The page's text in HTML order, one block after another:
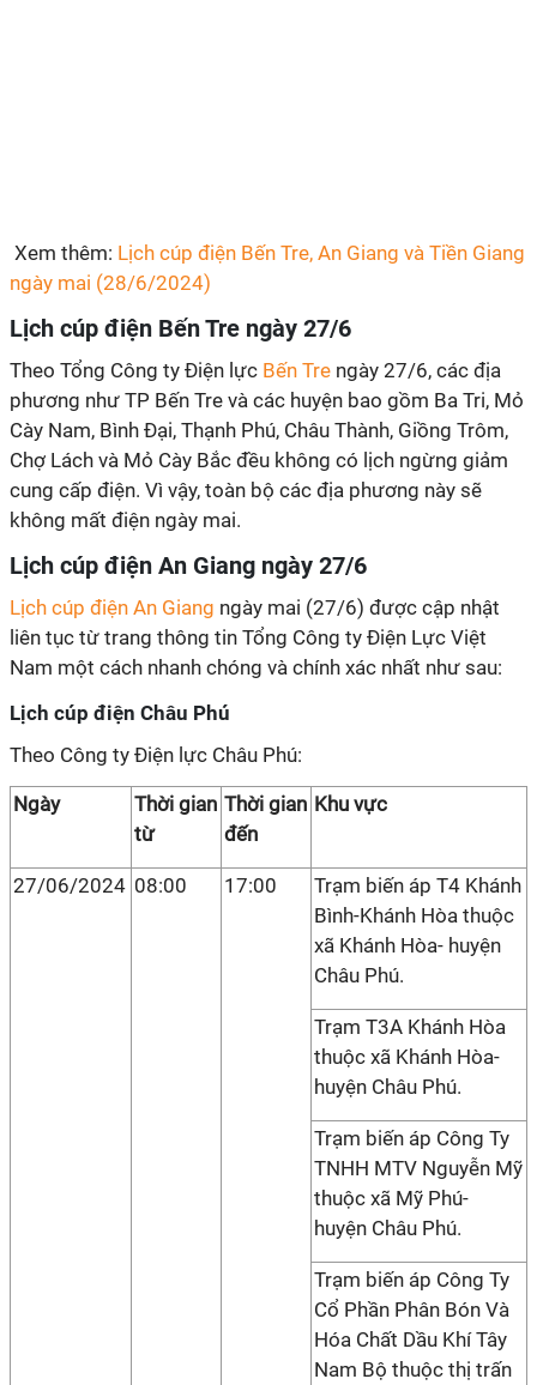
Xem thêm: Lịch cúp điện Bến Tre, An Giang và Tiền Giang
ngày mai (28/6/2024)
Lịch cúp điện Bến Tre ngày 27/6
Theo Tổng Công ty Điện lực Bến Tre ngày 27/6, các địa
phương như TP Bến Tre và các huyện bao gồm Ba Tri, Mỏ
Cày Nam, Bình Đại, Thạnh Phú, Châu Thành, Giồng Trôm,
Chợ Lách và Mỏ Cày Bắc đều không có lịch ngừng giảm
cung cấp điện. Vì vậy, toàn bộ các địa phương này sẽ
không mất điện ngày mai.
Lịch cúp điện An Giang ngày 27/6
Lịch cúp điện An Giang ngày mai (27/6) được cập nhật
liên tục từ trang thông tin Tổng Công ty Điện Lực Việt
Nam một cách nhanh chóng và chính xác nhất như sau:
Lịch cúp điện Châu Phú
Theo Công ty Điện lực Châu Phú:
Ngày
Thời gian
từ
Thời gian
đến
Khu vực
27/06/2024 08:00 17:00
Trạm biến áp T4 Khánh
Bình-Khánh Hòa thuộc
xã Khánh Hòa- huyện
Châu Phú.
Trạm T3A Khánh Hòa
thuộc xã Khánh Hòa-
huyện Châu Phú.
Trạm biến áp Công Ty
TNHH MTV Nguyễn Mỹ
thuộc xã Mỹ Phú-
huyện Châu Phú.
Trạm biến áp Công Ty
Cổ Phần Phân Bón Và
Hóa Chất Dầu Khí Tây
Nam Bộ thuộc thị trấn